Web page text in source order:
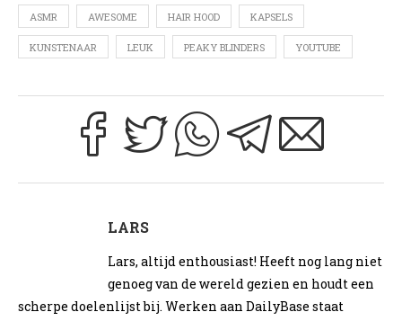
ASMR AWESOME HAIR HOOD KAPSELS
KUNSTENAAR LEUK PEAKY BLINDERS YOUTUBE
LARS
Lars, altijd enthousiast! Heeft nog lang niet
genoeg van de wereld gezien en houdt een
scherpe doelenlijst bij. Werken aan DailyBase staat